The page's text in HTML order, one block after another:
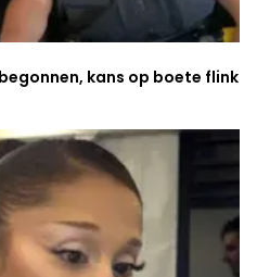
kans op boete flink